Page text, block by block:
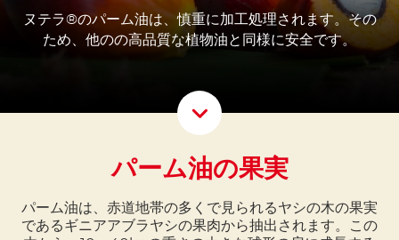
ヌテラ®のパーム油は、慎重に加工処理されます。その
ため、他のの高品質な植物油と同様に安全です。
Scroll
パーム油の果実
パーム油は、赤道地帯の多くで見られるヤシの木の果実
であるギニアアブラヤシの果肉から抽出されます。この